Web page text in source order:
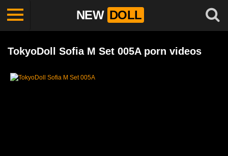
NEW DOLL
TokyoDoll Sofia M Set 005A porn videos